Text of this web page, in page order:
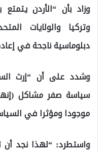
وزاد بأن “الأردن
وتركيا والولايات
دبلوماسية ناجحة في
وشدد على أن “إرث
سياسة صفر مشاكل
موجودا ومؤثرا في
واستطرد: “لهذا نجد أن